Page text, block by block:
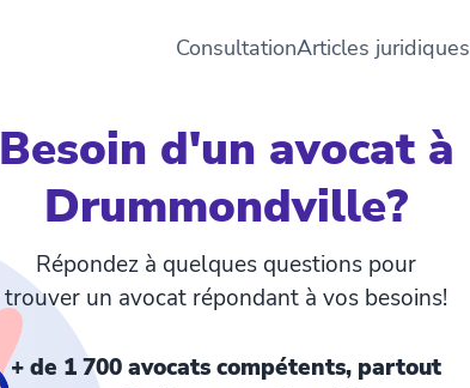
ConsultationArticles juridiques
Besoin d'un avocat à
Drummondville?
Répondez à quelques questions pour
trouver un avocat répondant à vos besoins!
+ de 1 700 avocats compétents, partout